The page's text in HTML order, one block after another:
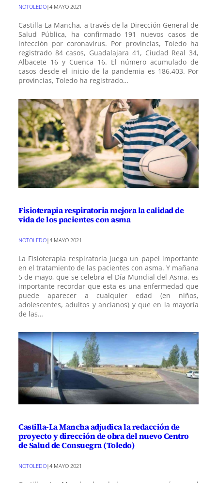
NOTOLEDO|4 MAYO 2021
Castilla-La Mancha, a través de la Dirección General de
Salud Pública, ha confirmado 191 nuevos casos de
infección por coronavirus. Por provincias, Toledo ha
registrado 84 casos, Guadalajara 41, Ciudad Real 34,
Albacete 16 y Cuenca 16. El número acumulado de
casos desde el inicio de la pandemia es 186.403. Por
provincias, Toledo ha registrado…
Fisioterapia respiratoria mejora la calidad de
vida de los pacientes con asma
NOTOLEDO|4 MAYO 2021
La Fisioterapia respiratoria juega un papel importante
en el tratamiento de las pacientes con asma. Y mañana
5 de mayo, que se celebra el Día Mundial del Asma, es
importante recordar que esta es una enfermedad que
puede aparecer a cualquier edad (en niños,
adolescentes, adultos y ancianos) y que en la mayoría
de las…
Castilla-La Mancha adjudica la redacción de
proyecto y dirección de obra del nuevo Centro
de Salud de Consuegra (Toledo)
NOTOLEDO|4 MAYO 2021